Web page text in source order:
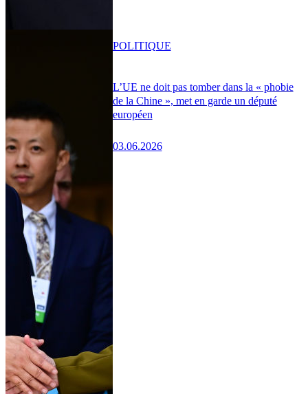
L’UE ne doit pas tomber dans la « phobie
de la Chine », met en garde un député
européen
03.06.2026
POLITIQUE